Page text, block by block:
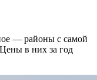
— районы с самой
в них за год